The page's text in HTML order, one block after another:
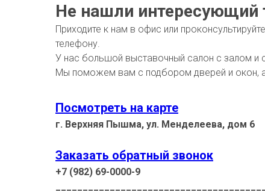
Не нашли интересующий
Приходите к нам в офис или
телефону.
У нас большой выставочный салон с залом и
Мы поможем вам с подбором дверей и окон,
Посмотреть на карте
г. Верхняя Пышма, ул. Менделеева, дом 6
Заказать обратный звонок
+7 (982) 69-0000-9